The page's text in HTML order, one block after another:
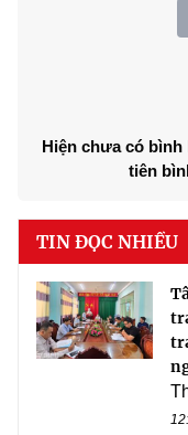
Hiện chưa có
tiên
TIN ĐỌC NHIỀU